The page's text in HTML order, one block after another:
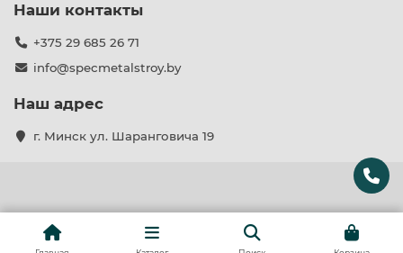
Наши контакты
+375 29 685 26 71
info@specmetalstroy.by
Наш адрес
г. Минск ул. Шаранговича 19